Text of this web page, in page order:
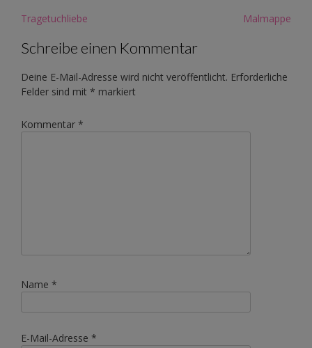
Post
Tragetuchliebe Malmappe
Schreibe einen Kommentar
Deine E-Mail-Adresse wird nicht veröffentlicht. Erforderliche
Felder sind mit * markiert
Kommentar *
Name *
E-Mail-Adresse *